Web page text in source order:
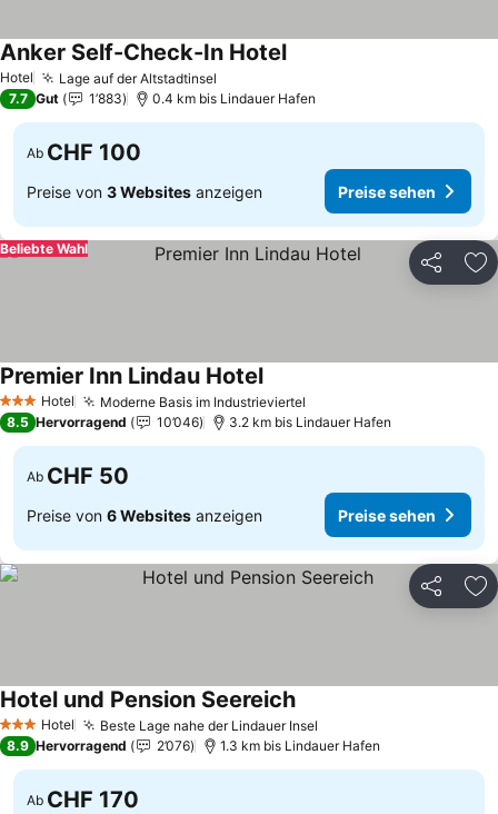
Hotel Lage auf der Altstadtinsel
Anker Self-Check-In HotelPreise sehen
7.7 Gut 1’883 0.4 km bis Lindauer Hafen
Ab CHF 100
Preise von 3 Websites anzeigen Preise sehen
Teilen
Beliebte Wahl
3 SterneHotel Moderne Basis im Industrieviertel
Premier Inn Lindau HotelPreise sehen
8.5 Hervorragend 10’046 3.2 km bis Lindauer Hafen
Ab CHF 50
Preise von 6 Websites anzeigen Preise sehen
Teilen
3 SterneHotel Beste Lage nahe der Lindauer Insel
Hotel und Pension SeereichPreise sehen
8.9 Hervorragend 2’076 1.3 km bis Lindauer Hafen
Ab CHF 170